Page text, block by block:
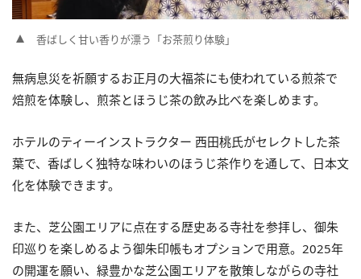
香ばしく甘い香りが漂う「お茶煎り体験」
無病息災を祈願するお正月の大福茶にも使われている煎茶で
焙煎を体験し、煎茶とほうじ茶の飲み比べを楽しめます。
ホテルのティーインストラクター 西田桃氏がセレクトした茶
葉で、香ばしく独特な味わいのほうじ茶作りを通して、日本文
化を体験できます。
また、芝公園エリアに点在する歴史ある寺社を参拝し、御朱
印巡りを楽しめるよう御朱印帳もオプションで用意。2025年
の開運を願い、緑豊かな芝公園エリアを散策しながらの寺社